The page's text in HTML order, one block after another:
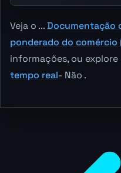
Veja o ...Documentação
ponderado do comércio
informações, ou explore
tempo real- Não .